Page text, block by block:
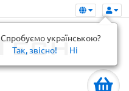
Спробуємо українською?
Так, звісно!
Ні